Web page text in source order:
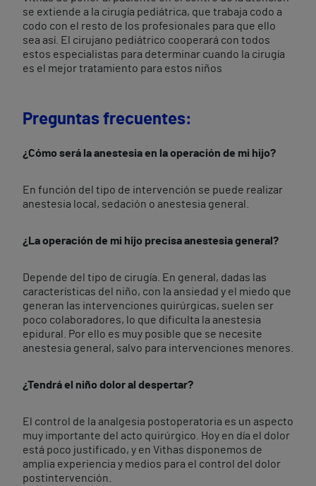
se extiende a la cirugía pediátrica, que trabaja codo a
codo con el resto de los profesionales para que ello
sea así. El cirujano pediátrico cooperará con todos
estos especialistas para determinar cuando la cirugía
es el mejor tratamiento para estos niños
Preguntas frecuentes:
¿Cómo será la anestesia en la operación de mi hijo?
En función del tipo de intervención se puede realizar
anestesia local, sedación o anestesia general.
¿La operación de mi hijo precisa anestesia general?
Depende del tipo de cirugía. En general, dadas las
características del niño, con la ansiedad y el miedo que
generan las intervenciones quirúrgicas, suelen ser
poco colaboradores, lo que dificulta la anestesia
epidural. Por ello es muy posible que se necesite
anestesia general, salvo para intervenciones menores.
¿Tendrá el niño dolor al despertar?
El control de la analgesia postoperatoria es un aspecto
muy importante del acto quirúrgico. Hoy en día el dolor
está poco justificado, y en Vithas disponemos de
amplia experiencia y medios para el control del dolor
postintervención.